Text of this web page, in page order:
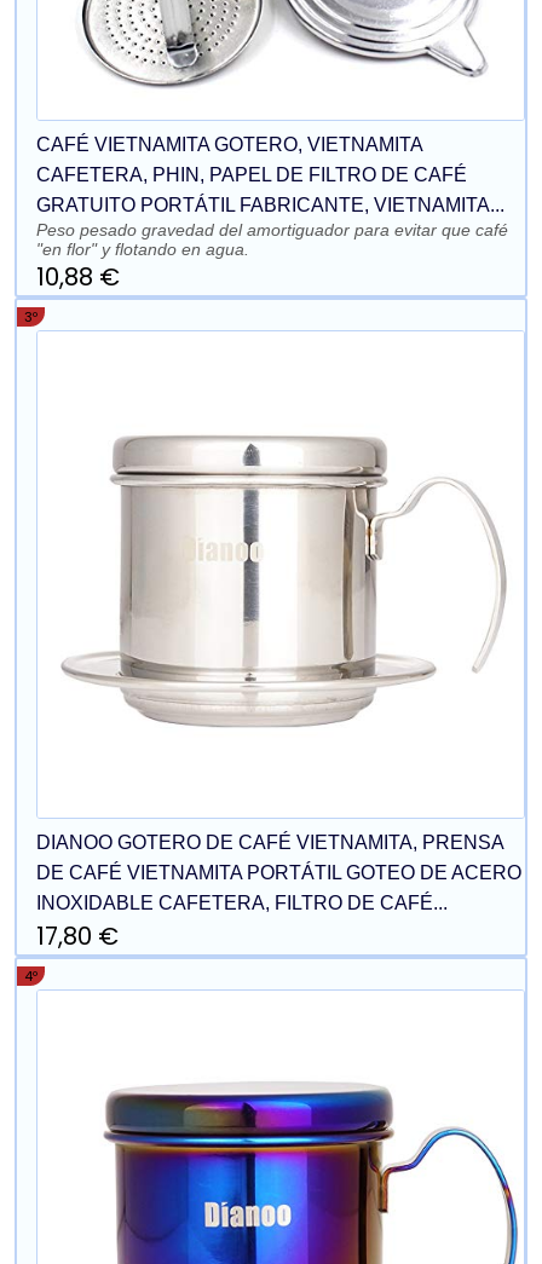
CAFÉ VIETNAMITA GOTERO, VIETNAMITA
CAFETERA, PHIN, PAPEL DE FILTRO DE CAFÉ
GRATUITO PORTÁTIL FABRICANTE, VIETNAMITA...
Peso pesado gravedad del amortiguador para evitar que café
"en flor" y flotando en agua.
10,88 €
3º
DIANOO GOTERO DE CAFÉ VIETNAMITA, PRENSA
DE CAFÉ VIETNAMITA PORTÁTIL GOTEO DE ACERO
INOXIDABLE CAFETERA, FILTRO DE CAFÉ...
17,80 €
4º